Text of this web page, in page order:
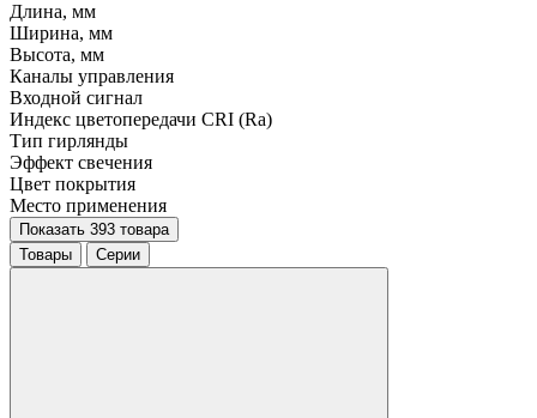
Длина, мм
Ширина, мм
Высота, мм
Каналы управления
Входной сигнал
Индекс цветопередачи CRI (Ra)
Тип гирлянды
Эффект свечения
Цвет покрытия
Место применения
Показать 393 товара
Товары
Серии